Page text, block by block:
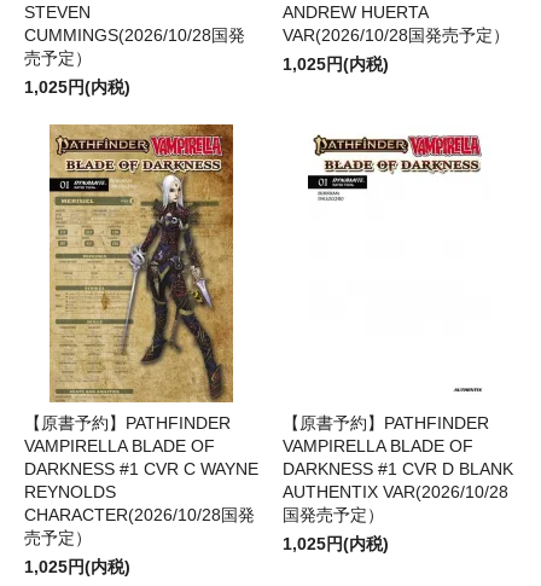
STEVEN
CUMMINGS(2026/10/28国発
売予定）
1,025円(内税)
ANDREW HUERTA
VAR(2026/10/28国発売予定）
1,025円(内税)
【原書予約】PATHFINDER
VAMPIRELLA BLADE OF
DARKNESS #1 CVR C WAYNE
REYNOLDS
CHARACTER(2026/10/28国発
売予定）
1,025円(内税)
【原書予約】PATHFINDER
VAMPIRELLA BLADE OF
DARKNESS #1 CVR D BLANK
AUTHENTIX VAR(2026/10/28
国発売予定）
1,025円(内税)